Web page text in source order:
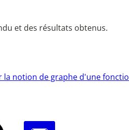
et des résultats obtenus.
la notion de graphe d'une